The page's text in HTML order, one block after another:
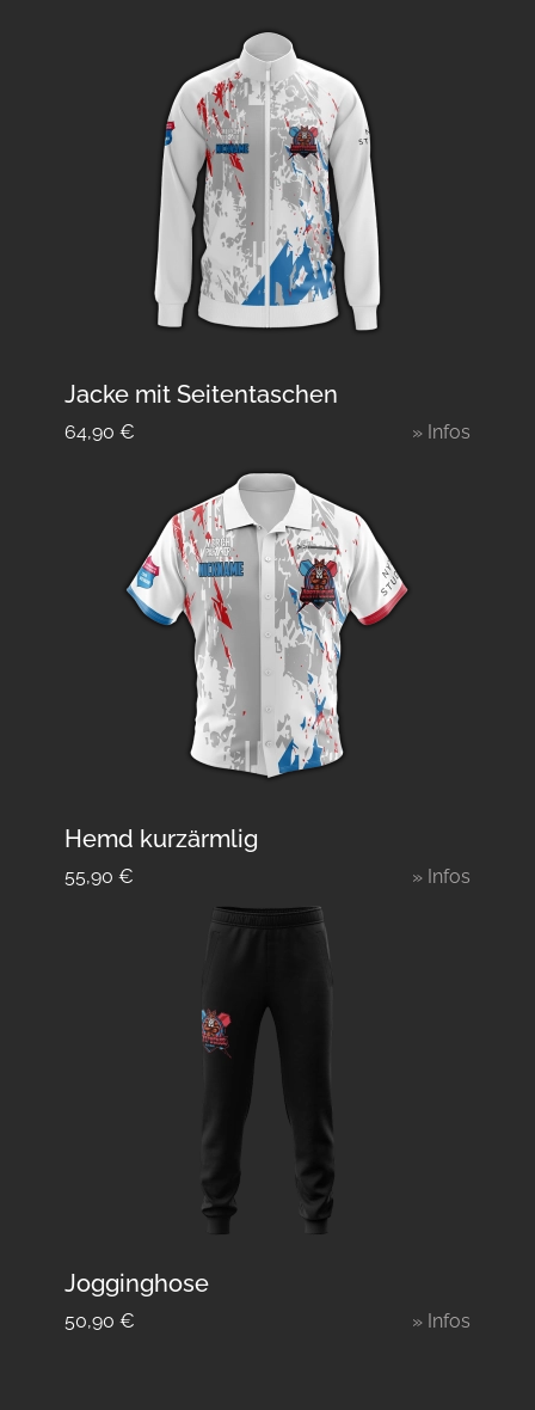
Jacke mit Seitentaschen
64,90 € » Infos
Hemd kurzärmlig
55,90 € » Infos
Jogginghose
50,90 € » Infos